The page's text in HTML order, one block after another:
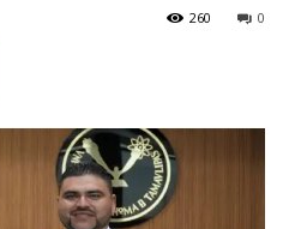
0
260